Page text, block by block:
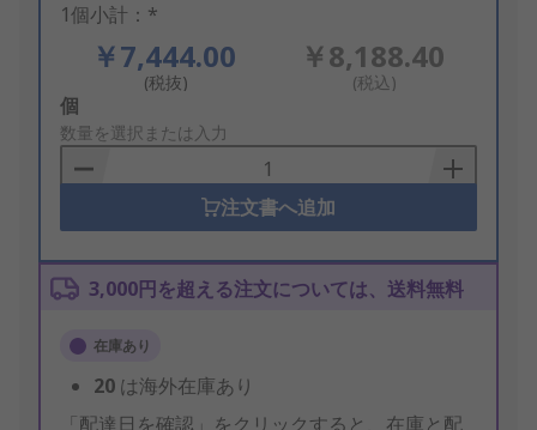
1個小計：*
￥7,444.00
(税抜)
￥8,188.40
(税込)
Add
to
Basket
個
数量を選択または入力
注文書へ追加
3,000円を超える注文については、送料無料
在庫あり
20 は海外在庫あり
「配達日を確認」をクリックすると、在庫と配